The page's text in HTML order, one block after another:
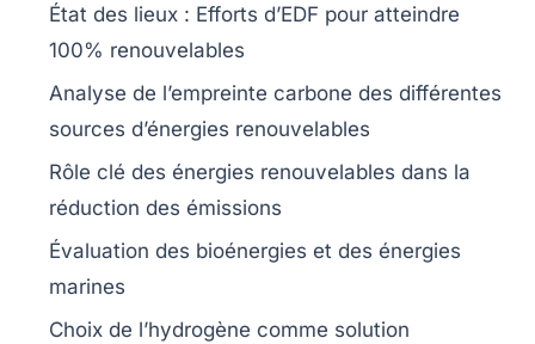
État des lieux : Efforts d’EDF pour atteindre
100% renouvelables
Analyse de l’empreinte carbone des différentes
sources d’énergies renouvelables
Rôle clé des énergies renouvelables dans la
réduction des émissions
Évaluation des bioénergies et des énergies
marines
Choix de l’hydrogène comme solution